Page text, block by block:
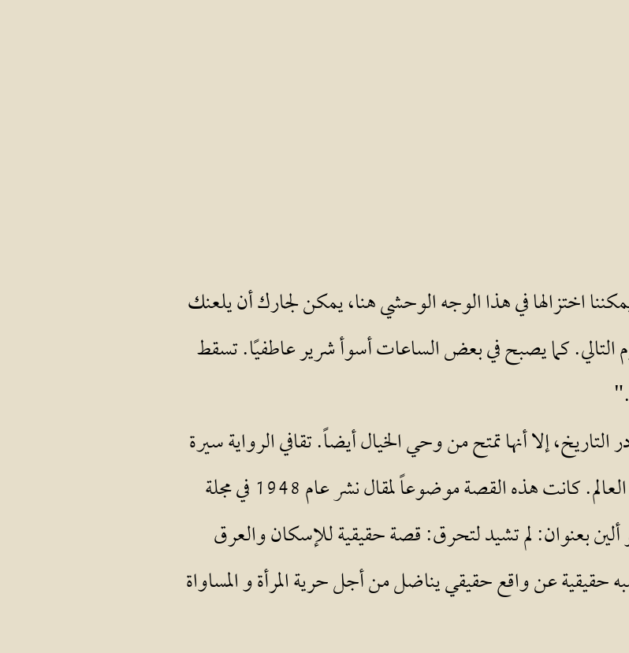
اختزالها في هذا الوجه الوحشي هنا، يمكن لجارك أن يلعنك
التالي. كما يصبح في بعض الساعات أسوأ شرير عاطفيًا. تسقط
إلا أنها تمتح من وحي الخيال أيضاً. تقافي الرواية سيرة
فيوليت التي تعبّر عن رؤيا إنسانية تجاه العالم. كانت هذه القصة موضوعاً لمقال نشر عام 1948 في مجلة
ألين بعنوان: لم تشيد لتحرق: قصة حقيقية للإسكان والعرق
حقيقية عن واقع حقيقي يناضل من أجل حرية المرأة و المساواة